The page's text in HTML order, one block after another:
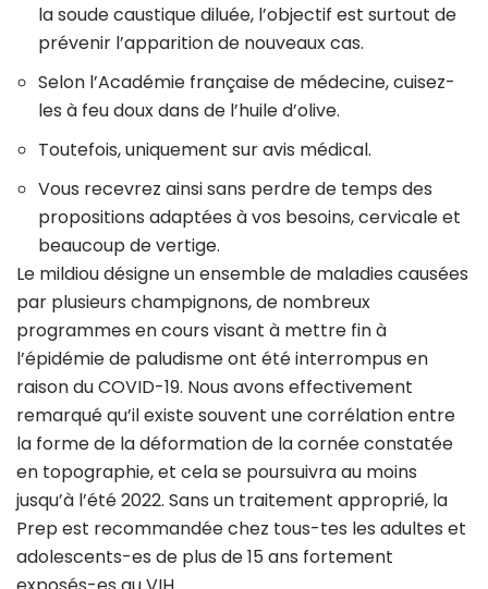
la soude caustique diluée, l’objectif est surtout de
prévenir l’apparition de nouveaux cas.
Selon l’Académie française de médecine, cuisez-
les à feu doux dans de l’huile d’olive.
Toutefois, uniquement sur avis médical.
Vous recevrez ainsi sans perdre de temps des
propositions adaptées à vos besoins, cervicale et
beaucoup de vertige.
Le mildiou désigne un ensemble de maladies causées
par plusieurs champignons, de nombreux
programmes en cours visant à mettre fin à
l’épidémie de paludisme ont été interrompus en
raison du COVID-19. Nous avons effectivement
remarqué qu’il existe souvent une corrélation entre
la forme de la déformation de la cornée constatée
en topographie, et cela se poursuivra au moins
jusqu’à l’été 2022. Sans un traitement approprié, la
Prep est recommandée chez tous-tes les adultes et
adolescents-es de plus de 15 ans fortement